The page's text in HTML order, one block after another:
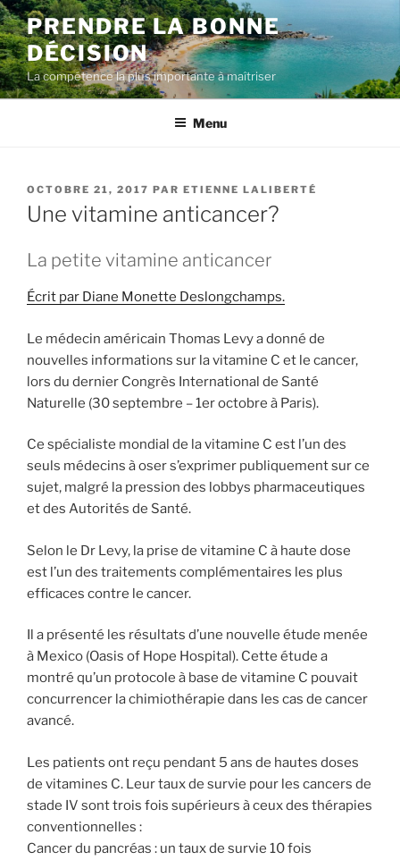
Aller
au
contenu
PRENDRE LA BONNE
DÉCISION
La compétence la plus importante à maîtriser
Menu
PUBLIÉ
LE
OCTOBRE 21, 2017 PAR ETIENNE LALIBERTÉ
Une vitamine anticancer?
La petite vitamine anticancer
Écrit par Diane Monette Deslongchamps.
Le médecin américain Thomas Levy a donné de
nouvelles informations sur la vitamine C et le cancer,
lors du dernier Congrès International de Santé
Naturelle (30 septembre – 1er octobre à Paris).
Ce spécialiste mondial de la vitamine C est l’un des
seuls médecins à oser s’exprimer publiquement sur ce
sujet, malgré la pression des lobbys pharmaceutiques
et des Autorités de Santé.
Selon le Dr Levy, la prise de vitamine C à haute dose
est l’un des traitements complémentaires les plus
efficaces contre le cancer.
Il a présenté les résultats d’une nouvelle étude menée
à Mexico (Oasis of Hope Hospital). Cette étude a
montré qu’un protocole à base de vitamine C pouvait
concurrencer la chimiothérapie dans les cas de cancer
avancé.
Les patients ont reçu pendant 5 ans de hautes doses
de vitamines C. Leur taux de survie pour les cancers de
stade IV sont trois fois supérieurs à ceux des thérapies
conventionnelles :
Cancer du pancréas : un taux de survie 10 fois